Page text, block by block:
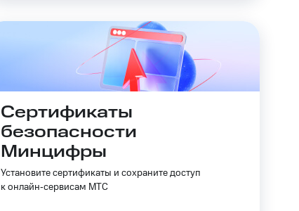
Сертификаты
безопасности
Минцифры
Установите сертификаты и сохраните доступ
к онлайн‑сервисам МТС